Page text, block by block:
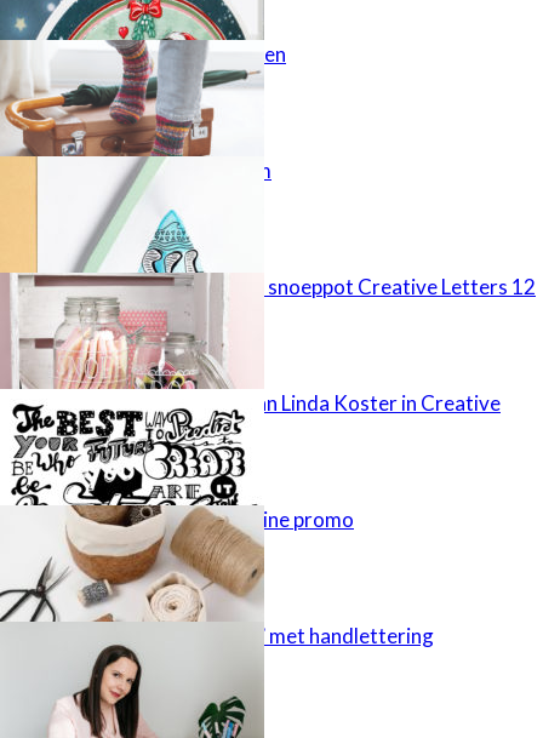
Gebreide sokken
Letters in vorm
Letterpatroon snoeppot Creative Letters 12
Letterkunst van Linda Koster in Creative
Letters 11
Creëer Magazine promo
‘Save the date’ met handlettering